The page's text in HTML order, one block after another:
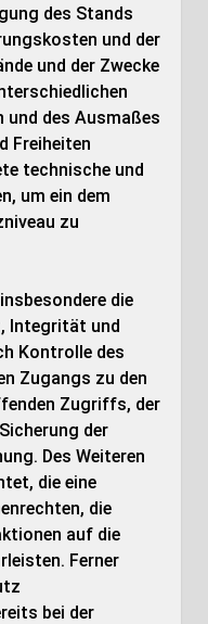
des Stands
und der
und der Zwecke
des Ausmaßes
Freiheiten
technische und
um ein dem
zu
die
Integrität und
Kontrolle des
Zugangs zu den
Zugriffs, der
der
Des Weiteren
die eine
die
auf die
Ferner
bei der